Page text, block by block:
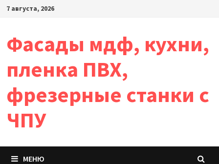
Перейти
7 августа, 2026
Фасады мдф, кухни,
пленка ПВХ,
фрезерные станки с
ЧПУ
МЕНЮ